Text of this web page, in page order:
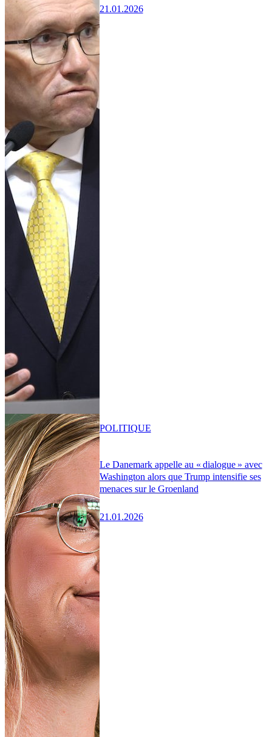
21.01.2026
Le Danemark appelle au « dialogue » avec
Washington alors que Trump intensifie ses
menaces sur le Groenland
21.01.2026
POLITIQUE